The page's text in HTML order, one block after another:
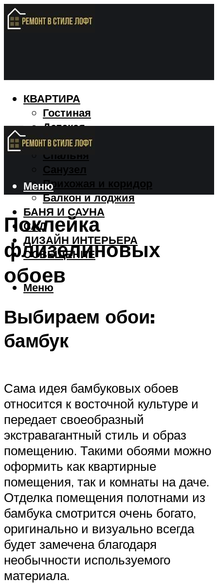
КВАРТИРА
Гостиная
Детская
Кухня
Спальня
Санузел
Прихожая и коридор
Балкон и лоджия
БАНЯ И САУНА
САД
ДИЗАЙН ИНТЕРЬЕРА
ОСВЕЩЕНИЕ
Меню
Меню
Поклейка
флизелиновых
обоев
Выбираем обои:
бамбук
Сама идея бамбуковых обоев
относится к восточной культуре и
передает своеобразный
экстравагантный стиль и образ
помещению. Такими обоями можно
оформить как квартирные
помещения, так и комнаты на даче.
Отделка помещения полотнами из
бамбука смотрится очень богато,
оригинально и визуально всегда
будет замечена благодаря
необычности используемого
материала.